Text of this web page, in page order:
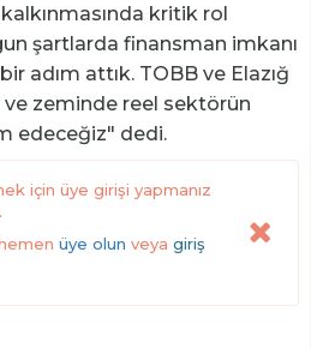
kritik rol
şartlarda finansman imkanı
adım attık. TOBB ve Elazığ
ve zeminde reel sektörün
edeceğiz" dedi.
için üye girişi yapmanız
üye olun veya giriş